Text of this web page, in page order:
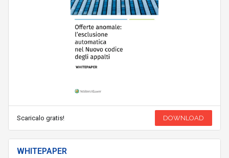
Scaricalo gratis! DOWNLOAD
WHITEPAPER